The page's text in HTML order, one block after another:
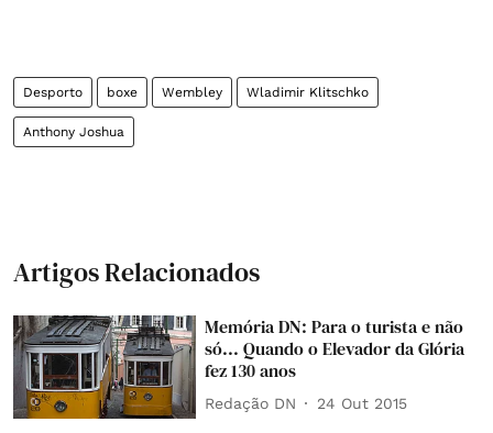
Desporto boxe Wembley Wladimir Klitschko
Anthony Joshua
Artigos Relacionados
Memória DN: Para o turista e não
só... Quando o Elevador da Glória
fez 130 anos
Redação DN 24 Out 2015